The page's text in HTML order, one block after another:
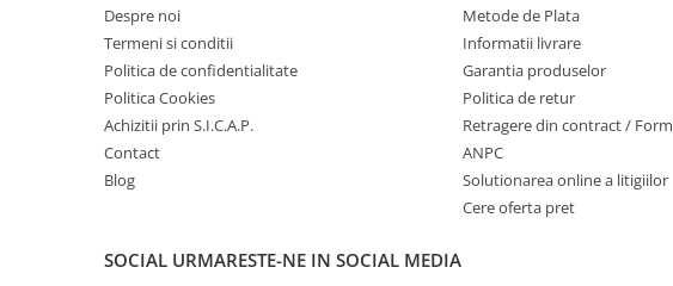
■ Huse scaune auto
■ Tavite auto portbagaj
■ Covorase/presuri auto
■ Becuri auto
■ Accesorii auto exterior
Despre noi
Termeni si conditii
Politica de confidentialitate
Politica Cookies
Achizitii prin S.I.C.A.P.
Contact
Blog
Metode de Plata
Informatii livrare
Garantia produselor
Politica de retur
Retragere din contract /
ANPC
Solutionarea online a litigiilor
Cere oferta pret
SOCIAL URMARESTE-NE IN SOCIAL MEDIA